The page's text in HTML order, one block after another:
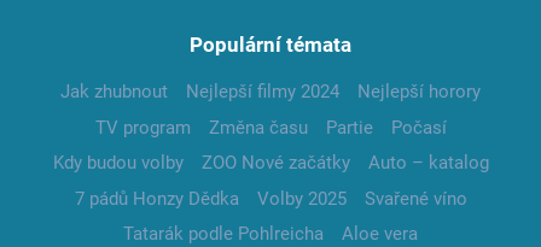
Populární témata
Jak zhubnout Nejlepší filmy 2024
Nejlepší horory
TV program
Změna času Partie
Počasí
Kdy budou volby
ZOO Nové začátky
Auto – katalog
7 pádů Honzy Dědka
Volby 2025
Svařené víno
Tatarák podle Pohlreicha
Aloe vera